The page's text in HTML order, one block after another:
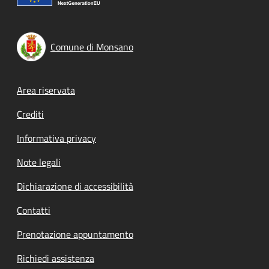
Comune di Monsano
Footer menu
Area riservata
Crediti
Informativa privacy
Note legali
Dichiarazione di accessibilità
Contatti
Prenotazione appuntamento
Richiedi assistenza